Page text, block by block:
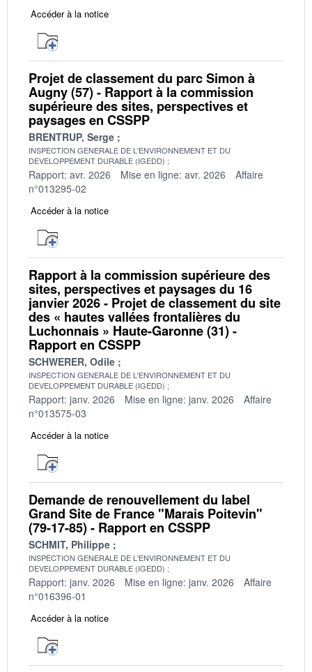
Accéder à la notice
Projet de classement du parc Simon à
Augny (57) - Rapport à la commission
supérieure des sites, perspectives et
paysages en CSSPP
BRENTRUP, Serge
INSPECTION GENERALE DE L'ENVIRONNEMENT ET DU
DEVELOPPEMENT DURABLE (IGEDD)
Rapport: avr. 2026 Mise en ligne: avr. 2026
Affaire
n°013295-02
Accéder à la notice
Rapport à la commission supérieure des
sites, perspectives et paysages du 16
janvier 2026 - Projet de classement du site
des « hautes vallées frontalières du
Luchonnais » Haute-Garonne (31) -
Rapport en CSSPP
SCHWERER, Odile
INSPECTION GENERALE DE L'ENVIRONNEMENT ET DU
DEVELOPPEMENT DURABLE (IGEDD)
Rapport: janv. 2026 Mise en ligne: janv. 2026
Affaire
n°013575-03
Accéder à la notice
Demande de renouvellement du label
Grand Site de France "Marais Poitevin"
(79-17-85) - Rapport en CSSPP
SCHMIT, Philippe
INSPECTION GENERALE DE L'ENVIRONNEMENT ET DU
DEVELOPPEMENT DURABLE (IGEDD)
Rapport: janv. 2026 Mise en ligne: janv. 2026
Affaire
n°016396-01
Accéder à la notice